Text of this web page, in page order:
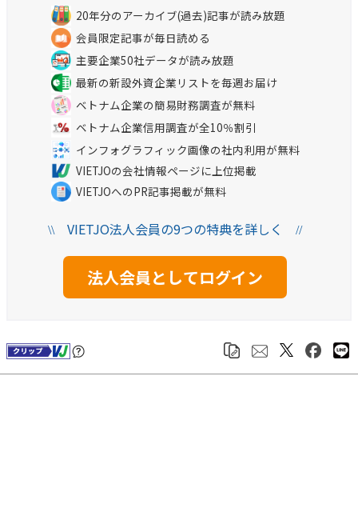
20年分のアーカイブ(過去)記事が読み放題
会員限定記事が毎日読める
主要企業50社データが読み放題
最新の新設外資企業リストを毎週お届け
ベトナム企業の簡易財務調査が無料
ベトナム企業信用調査が全10％割引
インフォグラフィック画像の社内利用が無料
VIETJOの会社情報ページに上位掲載
VIETJOへのPR記事掲載が無料
\\VIETJO法人会員の9つの特典を詳しく //